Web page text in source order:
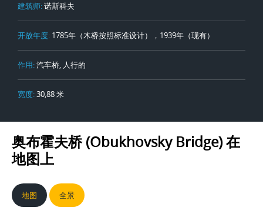
建筑师:诺斯科夫
开放年度: 1785年（木桥按照标准设计），1939年（现有）
作用:汽车桥, 人行的
宽度:30,88 米
奥布霍夫桥 (Obukhovsky Bridge)在
地图上
地图 全景